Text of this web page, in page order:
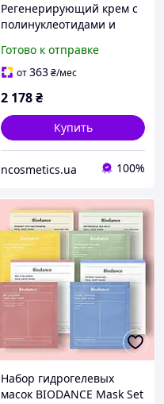
Регенерирующий крем с
полинуклеотидами и
Dr.Solution PDRN
Bakuchiol Cream 100, 50
Готово к отправке
от363₴/мес
2 178₴
Купить
ncosmetics.ua 100%
Набор гидрогелевых
масок BIODANCE Mask Set